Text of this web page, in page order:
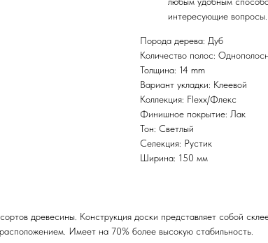
интересующие вопросы.
Порода дерева: Дуб
Количество полос:
Толщина: 14 mm
Вариант укладки: Клеевой
Коллекция: Flexx/Флекс
Финишное покрытие: Лак
Тон: Светлый
Селекция: Рустик
Ширина: 150 мм
древесины. Конструкция доски представляет собой
расположением. Имеет на 70% более высокую стабильность.